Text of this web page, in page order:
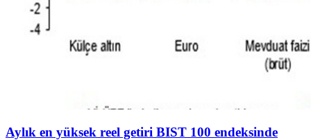
Aylık en yüksek reel getiri BIST 100 endeksinde